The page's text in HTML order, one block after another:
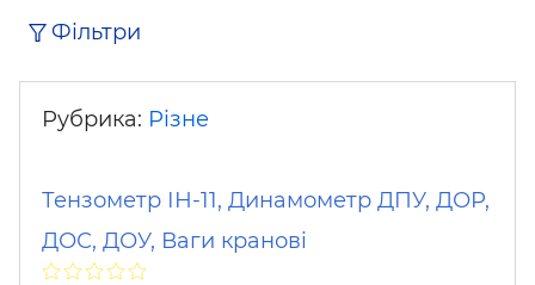
Фільтри
Рубрика: Різне
Тензометр ІН-11, Динамометр ДПУ, ДОР,
ДОС, ДОУ, Ваги кранові